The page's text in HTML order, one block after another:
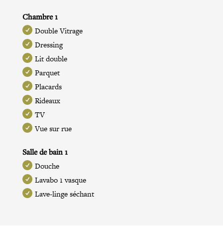
Chambre 1
Double Vitrage
Dressing
Lit double
Parquet
Placards
Rideaux
TV
Vue sur rue
Salle de bain 1
Douche
Lavabo 1 vasque
Lave-linge séchant